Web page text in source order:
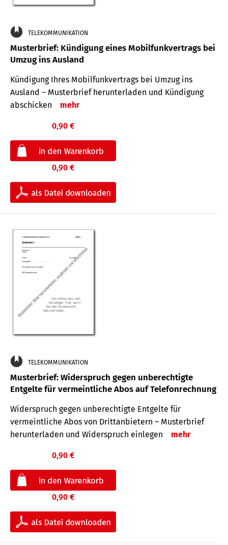
TELEKOMMUNIKATION
Musterbrief: Kündigung eines Mobilfunkvertrags bei
Umzug ins Ausland
Kündigung Ihres Mobilfunkvertrags bei Umzug ins
Ausland – Musterbrief herunterladen und Kündigung
abschicken
mehr
0,90 €
0,90 €
TELEKOMMUNIKATION
Musterbrief: Widerspruch gegen unberechtigte
Entgelte für vermeintliche Abos auf Telefonrechnung
Widerspruch gegen unberechtigte Entgelte für
vermeintliche Abos von Drittanbietern – Musterbrief
herunterladen und Widerspruch einlegen
mehr
0,90 €
0,90 €